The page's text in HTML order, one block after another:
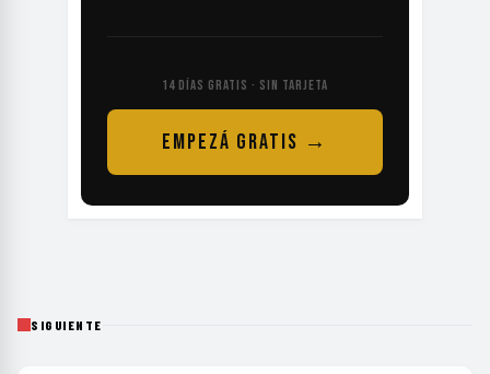
14 DÍAS GRATIS · SIN TARJETA
EMPEZÁ GRATIS →
SIGUIENTE